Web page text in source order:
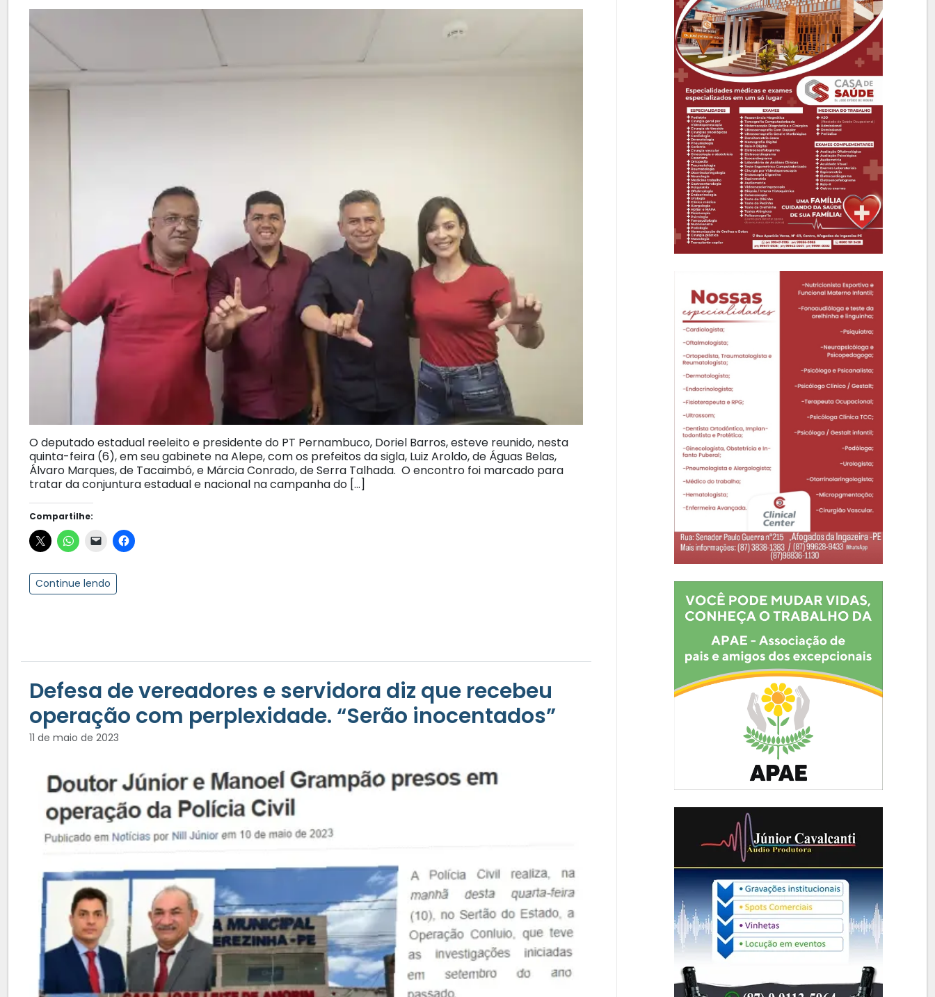
O deputado estadual reeleito e presidente do PT Pernambuco, Doriel Barros, esteve reunido, nesta
quinta-feira (6), em seu gabinete na Alepe, com os prefeitos da sigla, Luiz Aroldo, de Águas Belas,
Álvaro Marques, de Tacaimbó, e Márcia Conrado, de Serra Talhada. O encontro foi marcado para
tratar da conjuntura estadual e nacional na campanha do […]
Compartilhe:
Continue lendo
Defesa de vereadores e servidora diz que recebeu
operação com perplexidade. “Serão inocentados”
11 de maio de 2023